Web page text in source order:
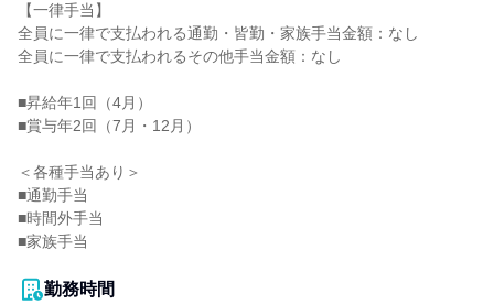
【一律手当】
全員に一律で支払われる通勤・皆勤・家族手当金額：なし
全員に一律で支払われるその他手当金額：なし
■昇給年1回（4月）
■賞与年2回（7月・12月）
＜各種手当あり＞
■通勤手当
■時間外手当
■家族手当
勤務時間